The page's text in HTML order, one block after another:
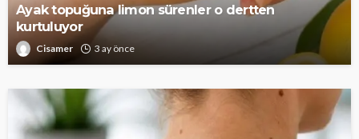
Ayak topuğuna limon sürenler o dertten
kurtuluyor
Cisamer 3 ay önce